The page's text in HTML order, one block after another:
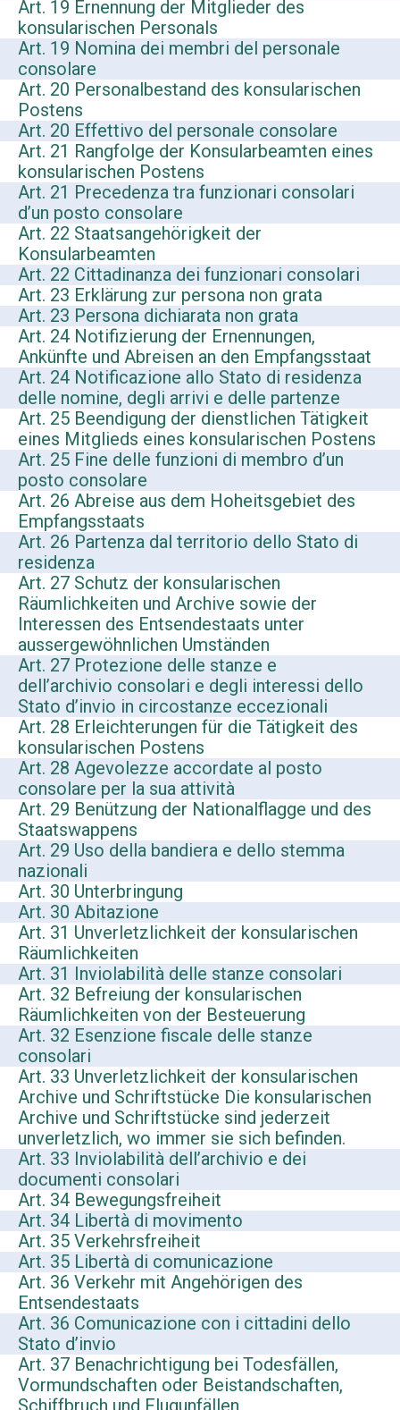
Art. 19 Ernennung der Mitglieder des
konsularischen Personals
Art. 19 Nomina dei membri del personale
consolare
Art. 20 Personalbestand des konsularischen
Postens
Art. 20 Effettivo del personale consolare
Art. 21 Rangfolge der Konsularbeamten eines
konsularischen Postens
Art. 21 Precedenza tra funzionari consolari
d’un posto consolare
Art. 22 Staatsangehörigkeit der
Konsularbeamten
Art. 22 Cittadinanza dei funzionari consolari
Art. 23 Erklärung zur persona non grata
Art. 23 Persona dichiarata non grata
Art. 24 Notifizierung der Ernennungen,
Ankünfte und Abreisen an den Empfangsstaat
Art. 24 Notificazione allo Stato di residenza
delle nomine, degli arrivi e delle partenze
Art. 25 Beendigung der dienstlichen Tätigkeit
eines Mitglieds eines konsularischen Postens
Art. 25 Fine delle funzioni di membro d’un
posto consolare
Art. 26 Abreise aus dem Hoheitsgebiet des
Empfangsstaats
Art. 26 Partenza dal territorio dello Stato di
residenza
Art. 27 Schutz der konsularischen
Räumlichkeiten und Archive sowie der
Interessen des Entsendestaats unter
aussergewöhnlichen Umständen
Art. 27 Protezione delle stanze e
dell’archivio consolari e degli interessi dello
Stato d’invio in circostanze eccezionali
Art. 28 Erleichterungen für die Tätigkeit des
konsularischen Postens
Art. 28 Agevolezze accordate al posto
consolare per la sua attività
Art. 29 Benützung der Nationalflagge und des
Staatswappens
Art. 29 Uso della bandiera e dello stemma
nazionali
Art. 30 Unterbringung
Art. 30 Abitazione
Art. 31 Unverletzlichkeit der konsularischen
Räumlichkeiten
Art. 31 Inviolabilità delle stanze consolari
Art. 32 Befreiung der konsularischen
Räumlichkeiten von der Besteuerung
Art. 32 Esenzione fiscale delle stanze
consolari
Art. 33 Unverletzlichkeit der konsularischen
Archive und Schriftstücke Die konsularischen
Archive und Schriftstücke sind jederzeit
unverletzlich, wo immer sie sich befinden.
Art. 33 Inviolabilità dell’archivio e dei
documenti consolari
Art. 34 Bewegungsfreiheit
Art. 34 Libertà di movimento
Art. 35 Verkehrsfreiheit
Art. 35 Libertà di comunicazione
Art. 36 Verkehr mit Angehörigen des
Entsendestaats
Art. 36 Comunicazione con i cittadini dello
Stato d’invio
Art. 37 Benachrichtigung bei Todesfällen,
Vormundschaften oder Beistandschaften,